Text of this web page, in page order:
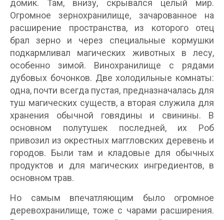
домик. Там, внизу, скрывался целый мир.
Огромное зернохранилище, зачарованное на
расширение пространства, из которого отец
брал зерно и через специальные кормушки
подкармливал магических животных в лесу,
особенно зимой. Винохранилище с рядами
дубовых бочонков. Две холодильные комнаты:
одна, почти всегда пустая, предназначалась для
туш магических существ, а вторая служила для
хранения обычной говядины и свинины. В
основном полутушек последней, их Роб
привозил из окрестных маггловских деревень и
городов. Были там и кладовые для обычных
продуктов и для магических ингредиентов, в
основном трав.
Но самым впечатляющим было огромное
деревохранилище, тоже с чарами расширения.